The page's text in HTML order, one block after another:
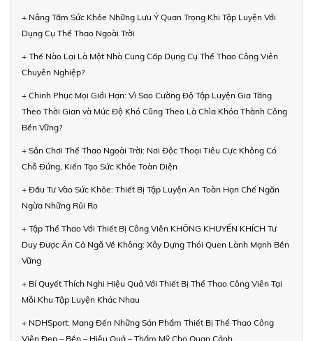
+ Nâng Tầm Sức Khỏe Những Lưu Ý Quan Trọng Khi Tập Luyện Với
Dụng Cụ Thể Thao Ngoài Trời
+ Thế Nào Lại Là Một Nhà Cung Cấp Dụng Cụ Thể Thao Công Viên
Chuyên Nghiệp?
+ Chinh Phục Mọi Giới Hạn: Vì Sao Cường Độ Tập Luyện Gia Tăng
Theo Thời Gian và Mức Độ Khó Cũng Theo Là Chìa Khóa Thành Công
Bền Vững?
+ Sân Chơi Thể Thao Ngoài Trời: Nơi Độc Thoại Tiêu Cực Không Có
Chỗ Đứng, Kiến Tạo Sức Khỏe Toàn Diện
+ Đầu Tư Vào Sức Khỏe: Thiết Bị Tập Luyện An Toàn Hạn Chế Ngăn
Ngừa Những Rủi Ro
+ Tập Thể Thao Với Thiết Bị Công Viên KHÔNG KHUYẾN KHÍCH Tư
Duy Được Ăn Cả Ngã Về Không: Xây Dựng Thói Quen Lành Mạnh Bền
Vững
+ Bí Quyết Thích Nghi Hiệu Quả Với Thiết Bị Thể Thao Công Viên Tại
Mỗi Khu Tập Luyện Khác Nhau
+ NDHSport: Mang Đến Những Sản Phẩm Thiết Bị Thể Thao Công
Viên Đẹp – Bền – Hiệu Quả – Thẩm Mỹ Cho Quan Cảnh